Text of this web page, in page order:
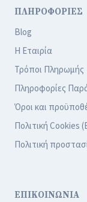
ΠΛΗΡΟΦΟΡΙΕΣ
Blog
Η Εταιρία
Τρόποι Πληρωμής
Πληροφορίες
Όροι και
Πολιτική Cookies
Πολιτική
ΕΠΙΚΟΙΝΩΝΙΑ